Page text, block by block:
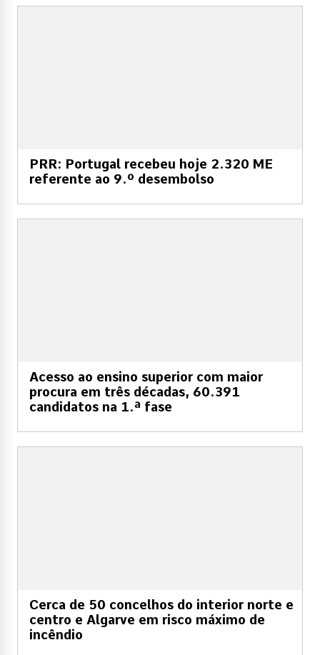
PRR: Portugal recebeu hoje 2.320 ME
referente ao 9.º desembolso
Acesso ao ensino superior com maior
procura em três décadas, 60.391
candidatos na 1.ª fase
Cerca de 50 concelhos do interior norte e
centro e Algarve em risco máximo de
incêndio